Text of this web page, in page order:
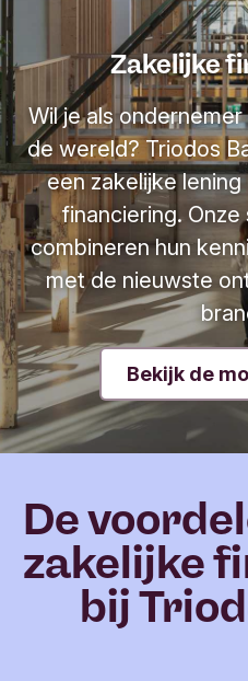
Zakelijke
Wil je als
de wereld? Triodos
een zakelijke
financiering.
combineren hun
met de nieuwste
Bekijk de
De
zakelijke
bij